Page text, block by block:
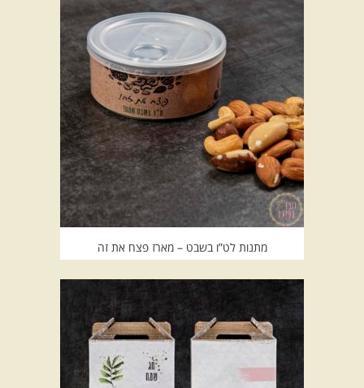
מתנות לט”ו בשבט – מארז פצח את זה